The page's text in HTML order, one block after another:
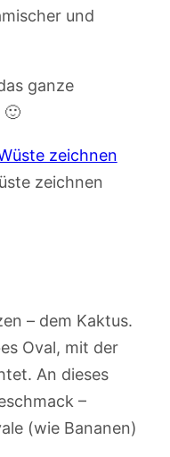
und
ganze
🙂
zeichnen
– dem Kaktus.
Oval, mit der
An dieses
–
(wie Bananen)